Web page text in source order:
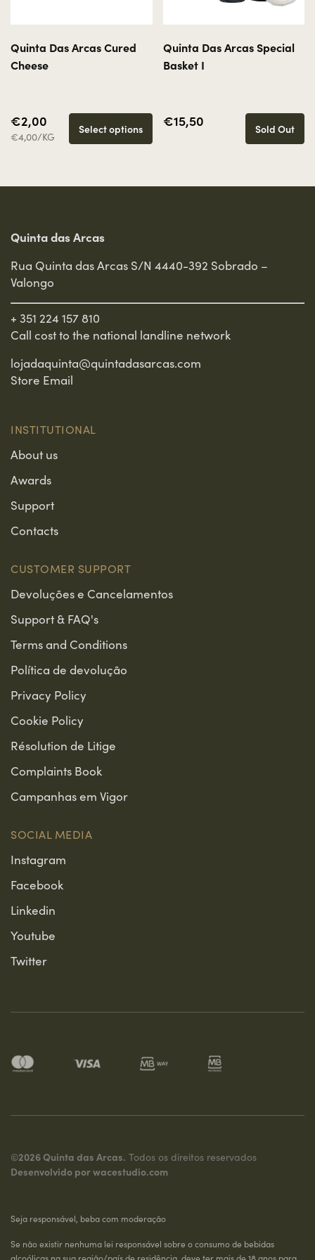
Quinta Das Arcas Cured
Cheese
€2,00
€4,00/KG
Select options
Quinta Das Arcas Special
Basket I
€15,50 Sold Out
Quinta das Arcas
Rua Quinta das Arcas S/N 4440-392 Sobrado –
Valongo
+ 351 224 157 810
Call cost to the national landline network
lojadaquinta@quintadasarcas.com
Store Email
INSTITUTIONAL
About us
Awards
Support
Contacts
CUSTOMER SUPPORT
Devoluções e Cancelamentos
Support & FAQ's
Terms and Conditions
Política de devolução
Privacy Policy
Cookie Policy
Résolution de Litige
Complaints Book
Campanhas em Vigor
SOCIAL MEDIA
Instagram
Facebook
Linkedin
Youtube
Twitter
©2026 Quinta das Arcas. Todos os direitos reservados
Desenvolvido porwacestudio.com
Seja responsável, beba com moderação
Se não existir nenhuma lei responsável sobre o consumo de bebidas
alcoólicas na sua região/país de residência, deve ter mais de 18 anos para